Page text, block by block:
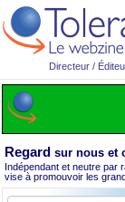
Directeur /
Regard sur nous et
Indépendant et neutre par
vise à promouvoir les